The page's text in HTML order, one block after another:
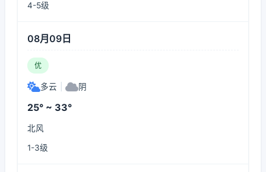
4-5级
08月09日
优
多云 阴
25° ~ 33°
北风
1-3级